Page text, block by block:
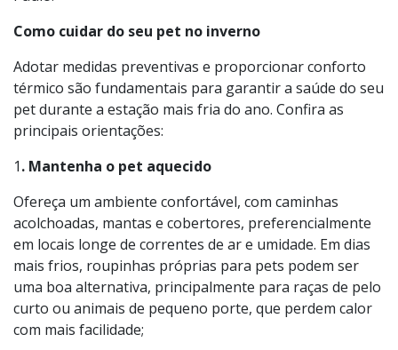
Paulo.
Como cuidar do seu pet no inverno
Adotar medidas preventivas e proporcionar conforto
térmico são fundamentais para garantir a saúde do seu
pet durante a estação mais fria do ano. Confira as
principais orientações:
1. Mantenha o pet aquecido
Ofereça um ambiente confortável, com caminhas
acolchoadas, mantas e cobertores, preferencialmente
em locais longe de correntes de ar e umidade. Em dias
mais frios, roupinhas próprias para pets podem ser
uma boa alternativa, principalmente para raças de pelo